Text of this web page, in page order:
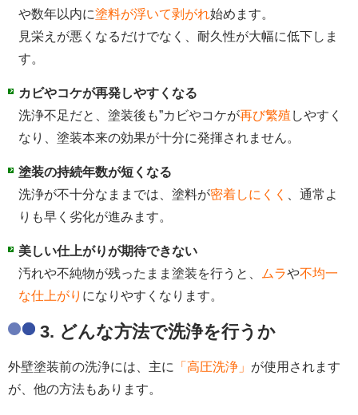
や数年以内に塗料が浮いて剥がれ始めます。
見栄えが悪くなるだけでなく、耐久性が大幅に低下しま
す。
カビやコケが再発しやすくなる
洗浄不足だと、塗装後も”カビやコケが再び繁殖 しやすく
なり、塗装本来の効果が十分に発揮されません。
塗装の持続年数が短くなる
洗浄が不十分なままでは、塗料が密着しにくく
、通常よ
りも早く劣化が進みます。
美しい仕上がりが期待できない
汚れや不純物が残ったまま塗装を行うと、
ムラや不均一
な仕上がり になりやすくなります。
3. どんな方法で洗浄を行うか
外壁塗装前の洗浄には、主に 「高圧洗浄」 が使用されます
が、他の方法もあります。